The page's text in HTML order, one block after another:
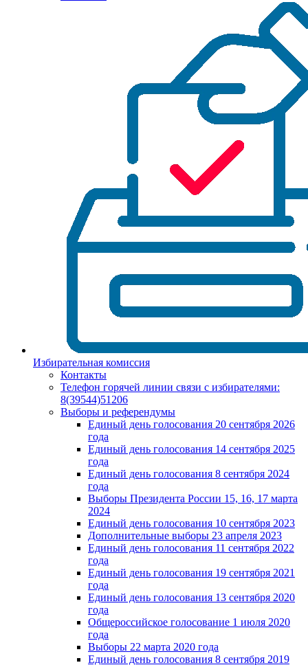
Избирательная комиссия
Контакты
Телефон горячей линии связи с избирателями:
8(39544)51206
Выборы и референдумы
Единый день голосования 20 сентября 2026
года
Единый день голосования 14 сентября 2025
года
Единый день голосования 8 сентября 2024
года
Выборы Президента России 15, 16, 17 марта
2024
Единый день голосования 10 сентября 2023
Дополнительные выборы 23 апреля 2023
Единый день голосования 11 сентября 2022
года
Единый день голосования 19 сентября 2021
года
Единый день голосования 13 сентября 2020
года
Общероссийское голосование 1 июля 2020
года
Выборы 22 марта 2020 года
Единый день голосования 8 сентября 2019